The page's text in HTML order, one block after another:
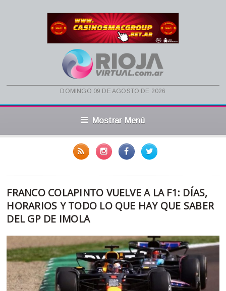
domingo 09 de agosto de 2026
Mostrar Menú
FRANCO COLAPINTO VUELVE A LA F1: DÍAS,
HORARIOS Y TODO LO QUE HAY QUE SABER
DEL GP DE IMOLA